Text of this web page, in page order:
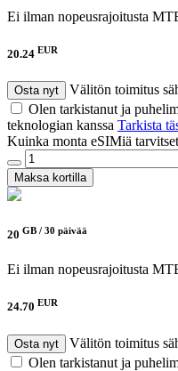
Ei ilman nopeusrajoitusta
20.24 EUR
Osta nyt
Välitön toimitus
Olen tarkistanut ja
teknologian kanssa Tarkista
Kuinka monta eSIMiä
Maksa kortilla
20 GB / 30 päivää
Ei ilman nopeusrajoitusta
24.70 EUR
Osta nyt
Välitön toimitus
Olen tarkistanut ja